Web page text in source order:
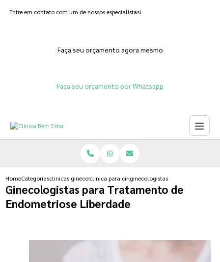
Entre em contato com um de nossos especialistas!
Faça seu orçamento agora mesmo
Faça seu orçamento por Whatsapp
HomeCategoriasclinicas ginecologicasclinica para cirurgia para cistos de ovario
ginecologistas para tratamento
Ginecologistas para Tratamento de
Endometriose Liberdade